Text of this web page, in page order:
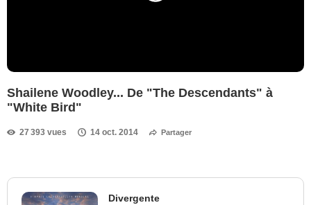
Shailene Woodley... De "The Descendants" à
"White Bird"
27 393 vues 14 oct. 2014 Partager
Divergente